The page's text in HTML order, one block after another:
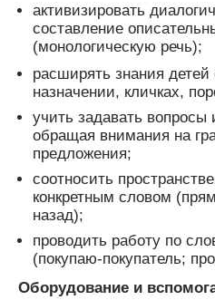
активизировать
составление
(монологическую речь);
расширять знания детей
назначении, кличках,
учить задавать вопросы
обращая внимания на
предложения;
соотносить
конкретным словом
назад);
проводить работу по
(покупаю-покупатель;
Оборудование и